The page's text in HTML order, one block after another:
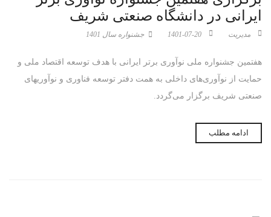
ایرانی در دانشگاه صنعتی شریف
مدیریت جشنواره سال 1401
هفتمین جشنواره ملی نوآوری برتر ایرانی با هدف توسعه اقتصاد ملی و
حمایت از نوآوری‌های داخلی به همت دفتر توسعه فناوری و نوآوریهای
صنعتی شریف برگزار می‌گردد.
ادامه مطلب